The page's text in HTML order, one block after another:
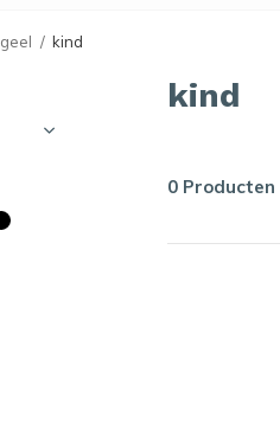
geel kind
kind
0 Producten